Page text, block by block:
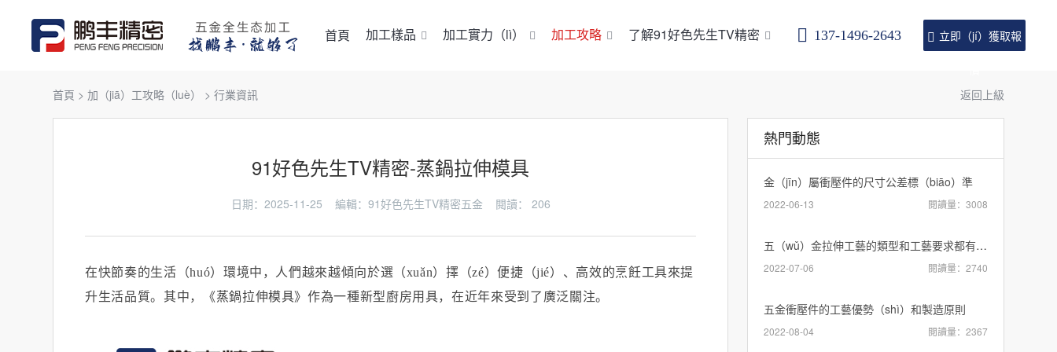
首頁 加工樣品 加工實力（lì） 加工攻略 了解91好色先生TV精密 137-1496-2643 立即（jí）獲取報
首頁 >加（jiā）工攻略（luè） >行業資訊 返回上級
91好色先生TV精密-蒸鍋拉伸模具
日期：2025-11-25 編輯：91好色先生TV精密五金 閱讀： 206
在快節奏的生活（huó）環境中，人們越來越傾向於選（xuǎn）擇（zé）便捷（jié）、高效的烹飪工具來提
升生活品質。其中，《蒸鍋拉伸模具》作為一種新型廚房用具，在近年來受到了廣泛關注。
熱門動態
金（jīn）屬衝壓件的尺寸公差標（biāo）準
2022-06-13 閱讀量：3008
五（wǔ）金拉伸工藝的類型和工藝要求都有哪（nǎ）些（xiē）內容？
2022-07-06 閱讀量：2740
五金衝壓件的工藝優勢（shì）和製造原則
2022-08-04 閱讀量：2367